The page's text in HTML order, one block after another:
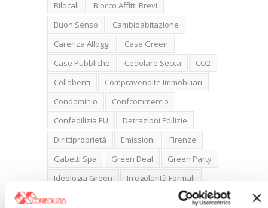
Bilocali
Blocco Affitti Brevi
Buon Senso
Cambioabitazione
Carenza Alloggi
Case Green
Case Pubbliche
Cedolare Secca
CO2
Collabenti
Compravendite Immobiliari
Condominio
Confcommercio
Confedilizia.EU
Detrazioni Edilizie
Dirittiproprietà
Emissioni
Firenze
Gabetti Spa
Green Deal
Green Party
Ideologia Green
Irregolarità Formali
Libero Mercato
New York